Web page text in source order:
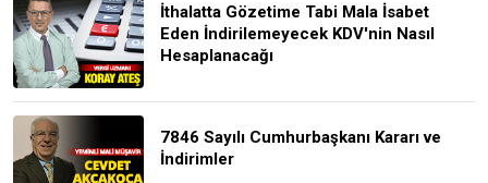
İthalatta Gözetime Tabi Mala İsabet
Eden İndirilemeyecek KDV'nin Nasıl
Hesaplanacağı
7846 Sayılı Cumhurbaşkanı Kararı ve
İndirimler